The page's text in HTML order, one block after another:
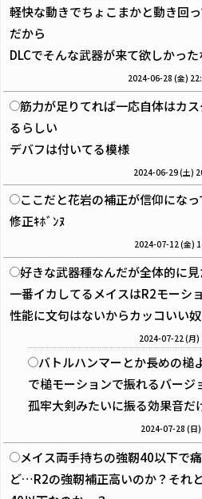
軽快な動きでちょこまかと動き回
だから
DLCでそんな武器が来て欲しかった
2024-06-28 (金)
筋力が足りてれば一応自体はカ
るらしい
デバフは付いてる模様
2024-06-29 (土)
ここだと花岩の補正が信仰になっ
修正ｷﾎﾞﾝﾇ
2024-07-12 (金)
好きな武器種なんだが全体的に
一番イカしてるメイスはR2モーシ
性能に文句はないからカッコいい
2024-07-22 (月)
バトルハンマーとか長めの槌
で槌モーションで振れるバージ
孤牢大剣みたいに振る効果音だ
2024-07-28 (日
メイス両手持ちの強靭40以下で
ど…R2の強靭補正高いのか？それ